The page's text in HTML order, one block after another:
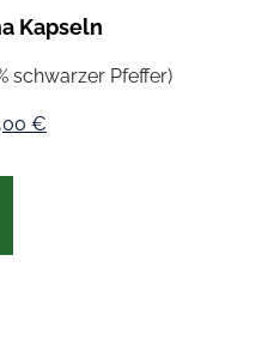
Kapseln
schwarzer Pfeffer)
€